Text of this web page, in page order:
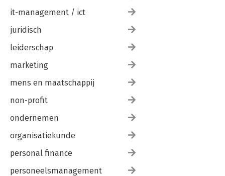
it-management / ict
juridisch
leiderschap
marketing
mens en maatschappij
non-profit
ondernemen
organisatiekunde
personal finance
personeelsmanagement